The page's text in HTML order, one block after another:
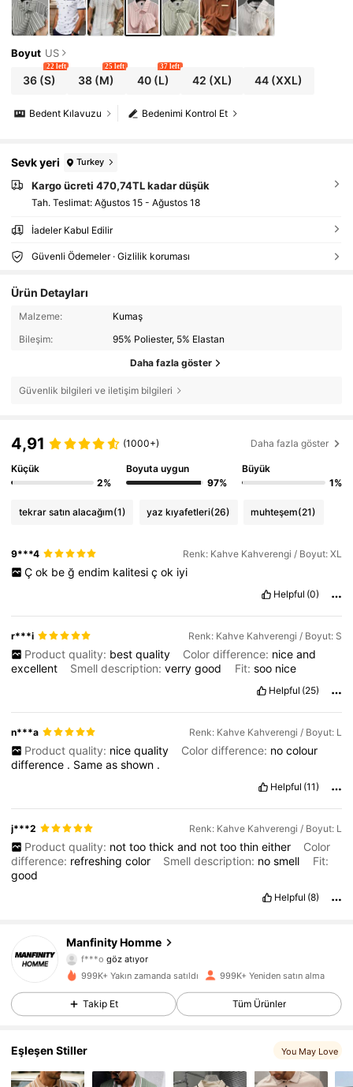
Boyut US
36(S)
22 left
38 (M)
25 left
40(L)
37 left
42 (XL) 44 (XXL)
Bedenimi Kontrol Et
Bedent Kılavuzu
Sevk yeri Turkey
Kargo ücreti 470,74TL kadar düşük
Tah. Teslimat: Ağustos 15 - Ağustos 18
İadeler Kabul Edilir
Güvenli Ödemeler · Gizlilik koruması
Ürün Detayları
Malzeme:
Kumaş
Bileşim:
95% Poliester, 5% Elastan
Daha fazla göster
Güvenlik bilgileri ve iletişim bilgileri
4,91 (1000+) Daha fazla göster
Küçük
2%
Boyuta uygun
97%
Büyük
1%
tekrar satın alacağım(1) yaz kıyafetleri(26) muhteşem(21)
9***4 Renk: Kahve Kahverengi / Boyut: XL
Ç ok be ğ endim kalitesi ç ok iyi
Helpful (0)
r***i Renk: Kahve Kahverengi / Boyut: S
Product quality: best quality Color difference: nice and
excellent
Smell description:verrygood Fit: soo nice
Helpful (25)
n***a Renk: Kahve Kahverengi / Boyut: L
Product quality: nice quality Color difference: no colour
difference . Sameasshown .
Helpful (11)
j***2 Renk: Kahve Kahverengi / Boyut: L
Product quality: not too thick and not too thin either
Color
difference: refreshingcolor Smell description: nosmell
Fit:
good
Helpful (8)
Manfinity Homme
göz atıyor
4,86
606K Takipçiler
4,86 606K Takipçiler
4,86 606K Takipçiler
999K+ Yakın zamanda satıldı 999K+ Yeniden satın alma
Takip Et Tüm Ürünler
Eşleşen Stiller You May Love